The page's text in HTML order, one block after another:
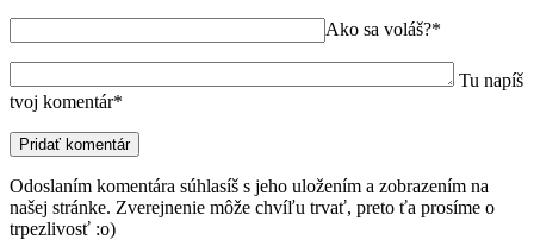
Ako sa voláš?*
Tu napíš
tvoj komentár*
Odoslaním komentára súhlasíš s jeho uložením a zobrazením na
našej stránke. Zverejnenie môže chvíľu trvať, preto ťa prosíme o
trpezlivosť :o)